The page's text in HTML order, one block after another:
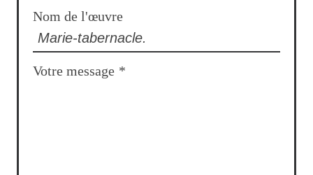
Nom de l'œuvre
Votre message *